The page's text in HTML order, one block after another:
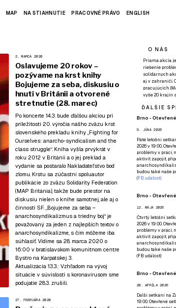
MAP NA STIAHNUTIE PRACOVNÉ PRÁVO ENGLISH
2. MARCA 2020
Oslavujeme 20 rokov –
pozývame na krst knihy
Bojujeme za seba, diskusiu o
hnutí v Británii a otvorené
stretnutie (28. marec)
Po koncerte 14.3.bude ďalšou akciou pri
príležitosti 20. výročia nášho zväzu krst
slovenského prekladu knihy „Fighting for
Ourselves: anarcho-syndicalism and the
class struggle“. Kniha vyšla prvýkrát v
roku 2012 v Británii a o jej preklad a
vydanie sa postaralo Nakladateľstvo bod
zlomu. Krstu sa zúčastní spoluautor
publikácie zo zväzu Solidarity Federation
(MAP Británia), takže bude priestor na
diskusiu nielen o knihe samotnej, ale aj o
činnosti SF. „Bojujeme za seba –
anarchosyndikalizmus a triedny boj“ je
považovaný za jeden z najlepších textov o
anarchosyndikalizme, s čím môžeme iba
súhlasiť. Vidíme sa 28. marca 2020 o
16:00 v bratislavskom komunitnom centre
Bystrona Karpatskej 3.
Aktualizácia 13.3.: Vzhľadom na vývoj
situácie v súvislosti s koronavírusom sme
podujatie 28.3. zrušili.
27. FEBRUÁRA 2020
O NÁS
Priama akcia
riešenie
solidárnych
aj v zahraničí.
pracujúcich
vyše 20 krajín
ĎALŠIE
Brno -
9. JÚNA 2026
Páté letošní
2026 v 19:00.
problémy v práci,
aktivit zapojit,
budou také naše
(FB událost)
Brno -
12. MÁJA 2026
Čtvrtý letošní
2026 v 19:00.
problémy v práci,
aktivit zapojit,
budou také naše
(FB událost)
Brno -
20. APRÍLA 2026
Další setkání na
19:00. Otevřené